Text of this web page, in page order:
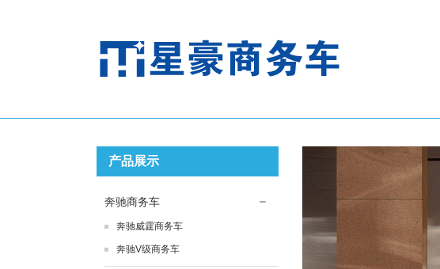
产品展示
奔驰商务车
奔驰威霆商务车
奔驰V级商务车